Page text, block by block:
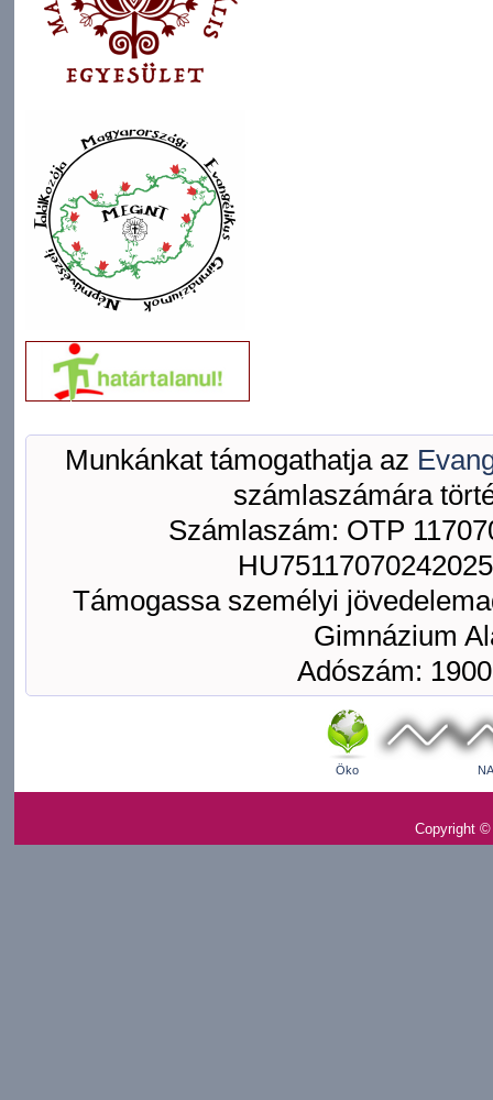
Munkánkat támogathatja az
számlaszámára
Számlaszám: OTP
Támogassa személyi
Gimnázium
Adószám:
Öko
Copyright